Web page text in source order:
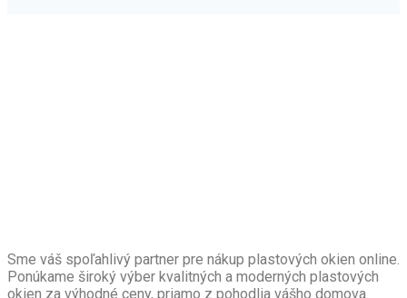
Sme váš spoľahlivý partner pre nákup plastových okien online.
Ponúkame široký výber kvalitných a moderných plastových
okien za výhodné ceny, priamo z pohodlia vášho domova.